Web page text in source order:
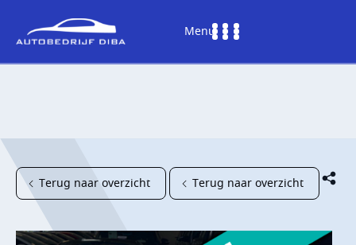
Menu
HOME
Terug naar overzicht Terug naar overzicht